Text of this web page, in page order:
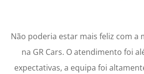
Não poderia estar mais feliz com a
na GR Cars. O atendimento foi
expectativas, a equipa foi